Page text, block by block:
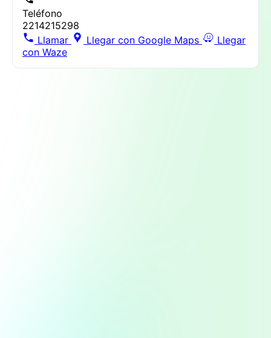
Teléfono
2214215298
Llamar
Llegar con Google Maps
Llegar
con Waze